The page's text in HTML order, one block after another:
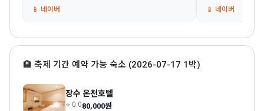
📱 네이버 📱 네이버
🏨 축제 기간 예약 가능 숙소 (2026-07-17 1박)
장수 온천호텔
⭐ 0.080,000원